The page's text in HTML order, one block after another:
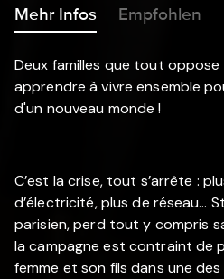
Mehr Infos Empfohlen
Deux familles que tout
apprendre à vivre ensemble
d'un nouveau monde !
C’est la crise, tout s’arrête :
d’électricité, plus de réseau…
parisien, perd tout y compris
la campagne est contraint de
femme et son fils dans une